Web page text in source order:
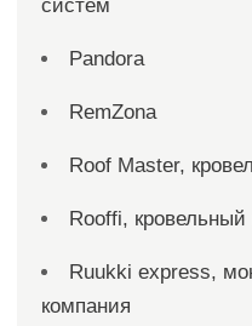
систем
Pandora
RemZona
Roof Master,
Rooffi, кровельный
Ruukki express,
компания